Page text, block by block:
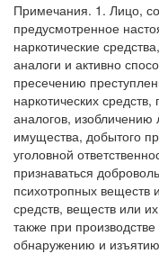
Примечания. 1. Лицо,
предусмотренное
наркотические
аналоги и активно
пресечению
наркотических
аналогов,
имущества, добытого
уголовной
признаваться
психотропных веществ
средств, веществ или
также при
обнаружению и